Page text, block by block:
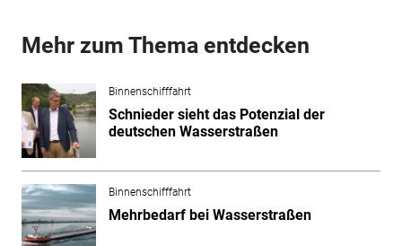
Mehr zum Thema entdecken
Binnenschifffahrt
Schnieder sieht das Potenzial der
deutschen Wasserstraßen
Binnenschifffahrt
Mehrbedarf bei Wasserstraßen